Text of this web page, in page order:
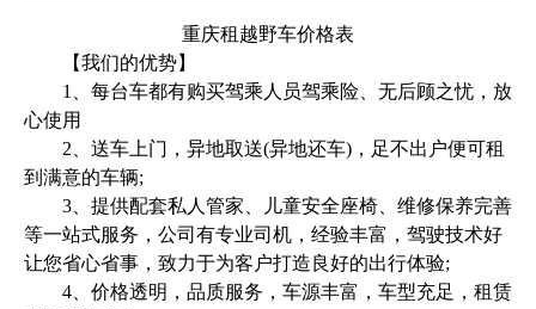
重庆租越野车价格表
【我们的优势】
1、每台车都有购买驾乘人员驾乘险、无后顾之忧，放
心使用
2、送车上门，异地取送(异地还车)，足不出户便可租
到满意的车辆;
3、提供配套私人管家、儿童安全座椅、维修保养完善
等一站式服务，公司有专业司机，经验丰富，驾驶技术好
让您省心省事，致力于为客户打造良好的出行体验;
4、价格透明，品质服务，车源丰富，车型充足，租赁